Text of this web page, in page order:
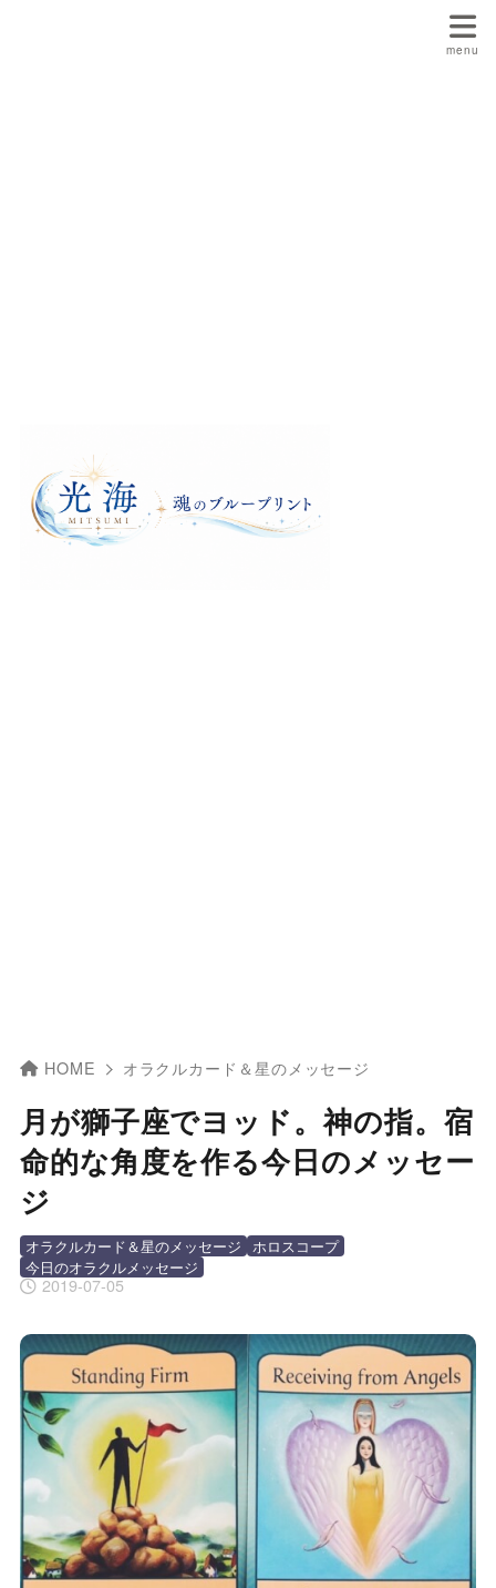
HOME オラクルカード＆星のメッセージ
月が獅子座でヨッド。神の指。宿
命的な角度を作る今日のメッセー
ジ
2019-07-05
オラクルカード＆星のメッセージ ホロスコープ
今日のオラクルメッセージ